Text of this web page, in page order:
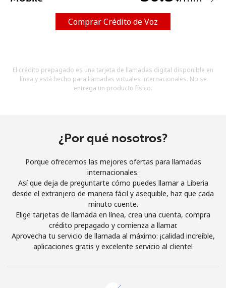
Mantente en contacto para recibir nuestras mejores
¡Hola!
Inicia sesión oREGÍSTRATE →
Comprar Crédito de Voz
El crédito prepagado es una tarjeta de llamadas digital disponible en
línea y está hecho para llamadas virtuales internacionales. No se
entrega un producto físico.
¿Por qué nosotros?
Porque ofrecemos las mejores ofertas para llamadas
internacionales.
Así que deja de preguntarte cómo puedes llamar a Liberia
desde el extranjero de manera fácil y asequible, haz que cada
minuto cuente.
Elige tarjetas de llamada en línea, crea una cuenta, compra
crédito prepagado y comienza a llamar.
Aprovecha tu servicio de llamada al máximo: ¡calidad increíble,
aplicaciones gratis y excelente servicio al cliente!